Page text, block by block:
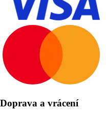
Doprava a vrácení